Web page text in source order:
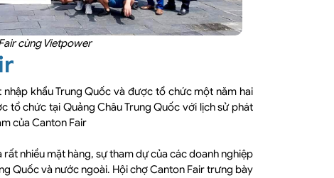
cùng Vietpower
khẩu Trung Quốc và được tổ chức một năm hai
tổ chức tại Quảng Châu Trung Quốc với lịch sử phát
của Canton Fair
nhiều mặt hàng, sự tham dự của các doanh nghiệp
Quốc và nước ngoài. Hội chợ Canton Fair trưng bày